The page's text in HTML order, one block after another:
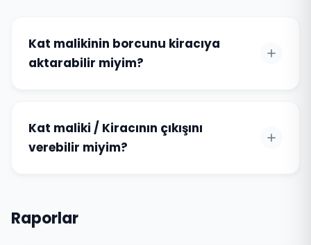
Kat malikinin borcunu kiracıya
aktarabilir miyim?
Kat maliki / Kiracının çıkışını
verebilir miyim?
Raporlar